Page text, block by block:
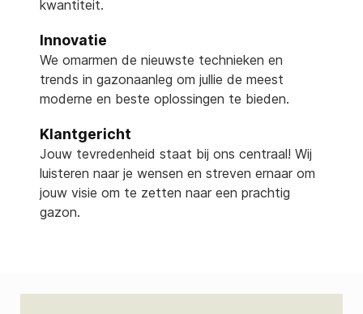
kwantiteit.
Innovatie
We omarmen de nieuwste technieken en
trends in gazonaanleg om jullie de meest
moderne en beste oplossingen te bieden.
Klantgericht
Jouw tevredenheid staat bij ons centraal! Wij
luisteren naar je wensen en streven ernaar om
jouw visie om te zetten naar een prachtig
gazon.